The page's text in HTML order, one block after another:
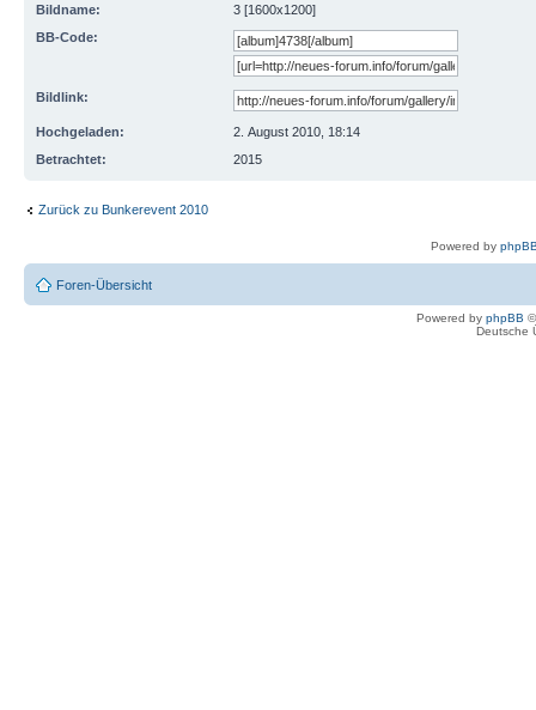
Bildname:
3 [1600x1200]
BB-Code:
Bildlink:
Hochgeladen:
2. August 2010, 18:14
Betrachtet:
2015
Zurück zu Bunkerevent 2010
Powered by
Foren-Übersicht
Powered by phpBB
Deutsche